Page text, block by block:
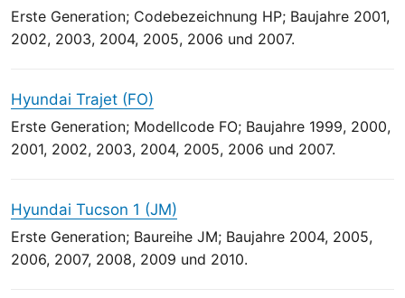
Erste Generation; Codebezeichnung HP; Baujahre 2001,
2002, 2003, 2004, 2005, 2006 und 2007.
Hyundai Trajet (FO)
Erste Generation; Modellcode FO; Baujahre 1999, 2000,
2001, 2002, 2003, 2004, 2005, 2006 und 2007.
Hyundai Tucson 1 (JM)
Erste Generation; Baureihe JM; Baujahre 2004, 2005,
2006, 2007, 2008, 2009 und 2010.